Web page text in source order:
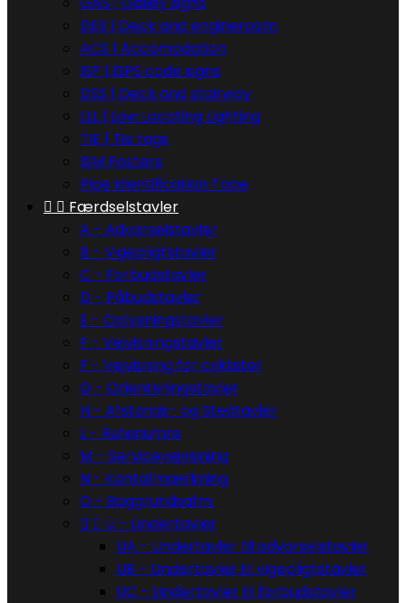
DES | Deck and engineroom
ACS | Accomodation
ISP | ISPS code signs
DSS | Deck and stairway
LLL | Low Locating Lighting
TIE | Tie tags
ISM Posters
Pipe Identification Tape
  Færdselstavler
A - Advarselstavler
B - Vigepligtstavler
C - Forbudstavler
D - Påbudstavler
E - Oplysningstavler
F - Vejvisningstavler
F - Vejvisning for cyklister
G - Orienteringstavler
H - Afstands- og Stedtavler
L - Rutenumre
M - Servicevejvisning
N - Kantafmærkning
O - Baggrundsafm.
  U - Undertavler
UA - Undertavler til advarselstavler
UB - Undertavler til vigepligtstavler
UC - Undertavler til forbudstavler